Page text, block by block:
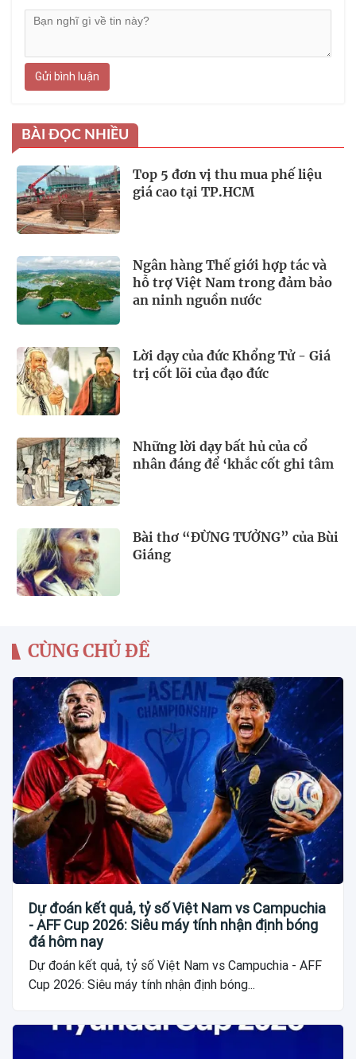
Gửi bình luận
BÀI ĐỌC NHIỀU
Top 5 đơn vị thu mua phế liệu
giá cao tại TP.HCM
Ngân hàng Thế giới hợp tác và
hỗ trợ Việt Nam trong đảm bảo
an ninh nguồn nước
Lời dạy của đức Khổng Tử - Giá
trị cốt lõi của đạo đức
Những lời dạy bất hủ của cổ
nhân đáng để ‘khắc cốt ghi tâm
Bài thơ “ĐỪNG TƯỞNG” của Bùi
Giáng
CÙNG CHỦ ĐỀ
Dự đoán kết quả, tỷ số Việt Nam vs Campuchia
- AFF Cup 2026: Siêu máy tính nhận định bóng
đá hôm nay
Dự đoán kết quả, tỷ số Việt Nam vs Campuchia - AFF
Cup 2026: Siêu máy tính nhận định bóng...